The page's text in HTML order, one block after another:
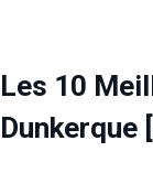
Les 10
Dunkerque